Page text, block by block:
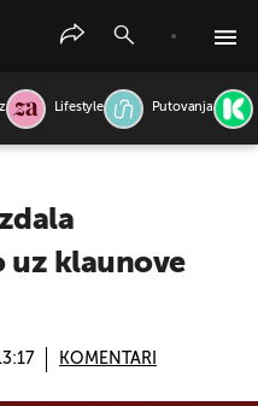
Lifestyle Putovanja
uz klaunove
KOMENTARI